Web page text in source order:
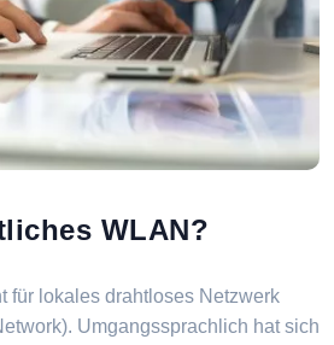
WLAN?
für lokales drahtloses Netzwerk
Umgangssprachlich hat sich